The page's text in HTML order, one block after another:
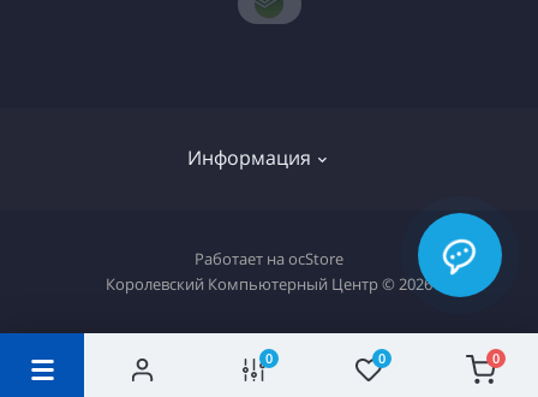
0 0 0
Информация
О компании
Доставка товара
Политика конфиденциальности
Гарантия
Работает на ocStore
Королевский Компьютерный Центр © 2026